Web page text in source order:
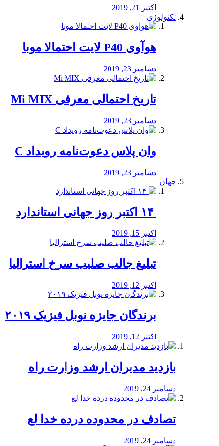
اکتبر 21, 2019
تکنولوژی
هوآوی P40 لایت احتمالا موبا
دسامبر 23, 2019
تاریخ احتمالی معرفی Mi MIX
دسامبر 23, 2019
وان پلاس دعوت‌نامه رویداد C
دسامبر 23, 2019
جهان
اکتبر 15, 2019
تبلیغ جالب صلیب سرخ استرالیا
اکتبر 12, 2019
برندگان جایزه نوبل فیزیک ۲۰۱۹
اکتبر 12, 2019
بازدید مدیران ارشد وزارت راه
دسامبر 24, 2019
تصادف در محدوده درده خدا لع
دسامبر 24, 2019